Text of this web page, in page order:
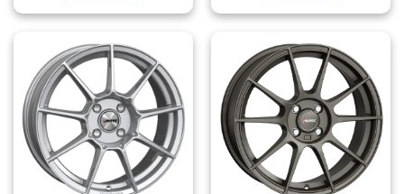
prodotto
ha
più
varianti.
Le
opzioni
possono
essere
scelte
prodotto
ha
più
varianti.
Le
opzioni
possono
essere
scelte